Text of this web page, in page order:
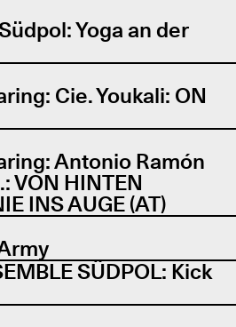
Yoga an der
Cie. Youkali: ON
Antonio Ramón
VON HINTEN
INS AUGE (AT)
SÜDPOL: Kick